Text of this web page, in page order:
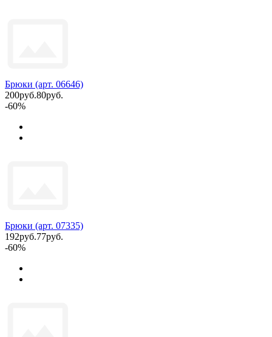
Брюки (арт. 06646)
200руб.80руб.
-60%
Брюки (арт. 07335)
192руб.77руб.
-60%